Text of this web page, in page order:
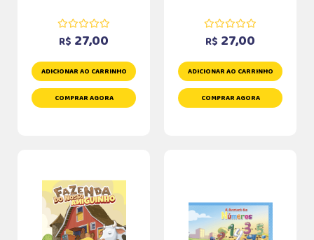
R$ 27,00
ADICIONAR AO CARRINHO
COMPRAR AGORA
R$ 27,00
ADICIONAR AO CARRINHO
COMPRAR AGORA